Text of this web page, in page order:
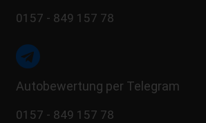
0157 - 849 157 78
Autobewertung per Telegram
0157 - 849 157 78